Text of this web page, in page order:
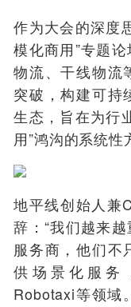
作为大会的深度
模化商用”专题
物流、干线物流
突破，构建可持
生态，旨在为行
用”鸿沟的系统性
地平线创始人兼
辞：“我们越来
服务商，他们不
供场景化服务
Robotaxi等领域